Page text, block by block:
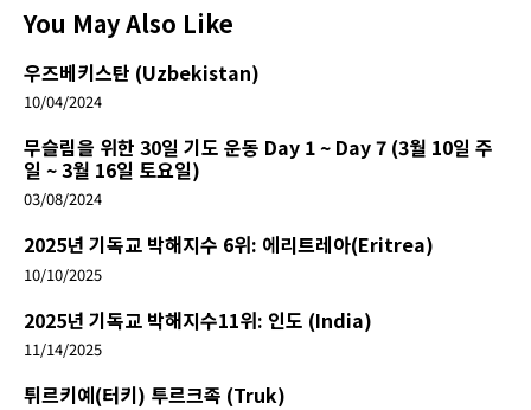
You May Also Like
우즈베키스탄 (Uzbekistan)
10/04/2024
무슬림을 위한 30일 기도 운동 Day 1 ~ Day 7 (3월 10일 주
일 ~ 3월 16일 토요일)
03/08/2024
2025년 기독교 박해지수 6위: 에리트레아(Eritrea)
10/10/2025
2025년 기독교 박해지수11위: 인도 (India)
11/14/2025
튀르키예(터키) 투르크족 (Truk)